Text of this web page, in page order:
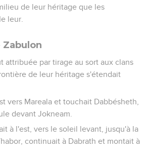
de leur héritage que les
leur.
attribuée par tirage au sort aux clans
de leur héritage s'étendait
vers Mareala et touchait Dabbésheth,
devant Jokneam.
à l'est, vers le soleil levant, jusqu'à la
continuait à Dabrath et montait à